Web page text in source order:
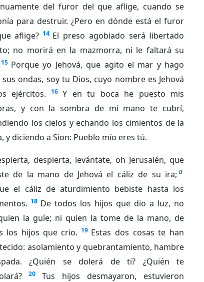
del furor del que aflige, cuando se
para destruir. ¿Pero en dónde está el furor
aflige? 14 El preso agobiado será libertado
no morirá en la mazmorra, ni le faltará su
15 Porque yo Jehová, que agito el mar y hago
ondas, soy tu Dios, cuyo nombre es Jehová
ejércitos.
16 Y en tu boca he puesto mis
y con la sombra de mi mano te cubrí,
los cielos y echando los cimientos de la
y diciendo a Sion: Pueblo mío eres tú.
despierta, levántate, oh Jerusalén, que
de la mano de Jehová el cáliz de su ira; a
el cáliz de aturdimiento bebiste hasta los
18 De todos los hijos que dio a luz, no
la guíe; ni quien la tome de la mano, de
los hijos que crio. 19 Estas dos cosas te han
asolamiento y quebrantamiento, hambre
¿Quién se dolerá de ti? ¿Quién te
20
Tus hijos desmayaron, estuvieron